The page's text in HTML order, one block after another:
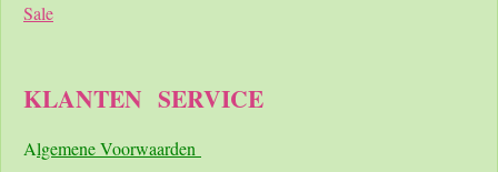
Sale
KLANTEN SERVICE
Algemene Voorwaarden